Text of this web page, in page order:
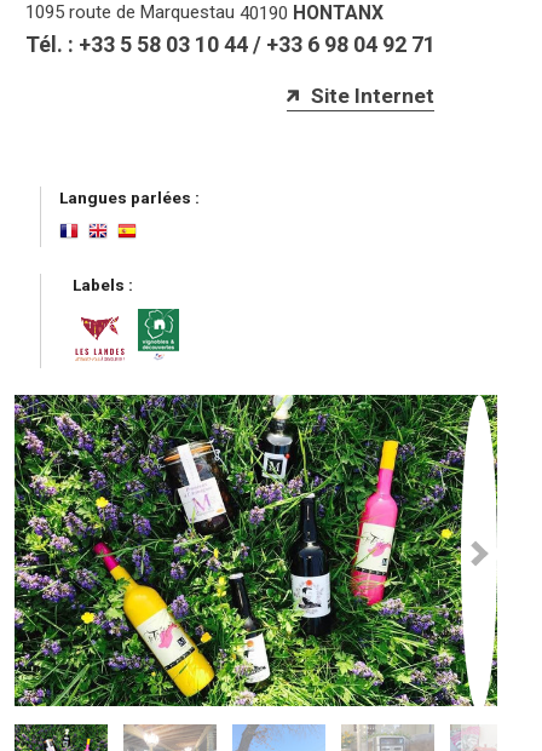
1095 route de Marquestau 40190 HONTANX
Tél. : +33 5 58 03 10 44/ +33 6 98 04 92 71
Site Internet
Langues parlées :
Labels :